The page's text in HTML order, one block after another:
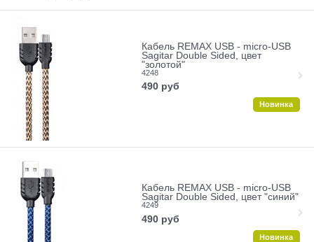
Кабель REMAX USB - micro-USB
Sagitar Double Sided, цвет
"золотой"
4248
490 руб
Новинка
Кабель REMAX USB - micro-USB
Sagitar Double Sided, цвет "синий"
4249
490 руб
Новинка